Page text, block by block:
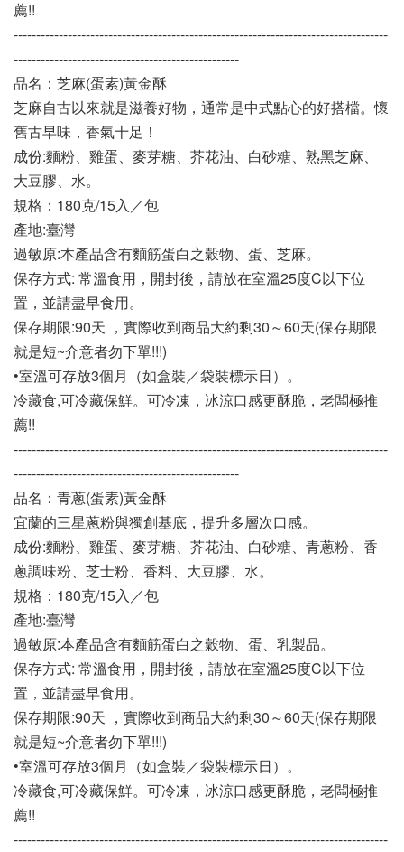
薦!!
-----------------------------------------------------------------------------------
--------------------------------------------------
品名：芝麻(蛋素)黃金酥
芝麻自古以來就是滋養好物，通常是中式點心的好搭檔。懷
舊古早味，香氣十足！
成份:麵粉、雞蛋、麥芽糖、芥花油、白砂糖、熟黑芝麻、
大豆膠、水。
規格：180克/15入／包
產地:臺灣
過敏原:本產品含有麵筋蛋白之穀物、蛋、芝麻。
保存方式: 常溫食用，開封後，請放在室溫25度C以下位
置，並請盡早食用。
保存期限:90天 ，實際收到商品大約剩30～60天(保存期限
就是短~介意者勿下單!!!)
•室溫可存放3個月（如盒裝／袋裝標示日）。
冷藏食,可冷藏保鮮。可冷凍，冰涼口感更酥脆，老闆極推
薦!!
-----------------------------------------------------------------------------------
--------------------------------------------------
品名：青蔥(蛋素)黃金酥
宜蘭的三星蔥粉與獨創基底，提升多層次口感。
成份:麵粉、雞蛋、麥芽糖、芥花油、白砂糖、青蔥粉、香
蔥調味粉、芝士粉、香料、大豆膠、水。
規格：180克/15入／包
產地:臺灣
過敏原:本產品含有麵筋蛋白之穀物、蛋、乳製品。
保存方式: 常溫食用，開封後，請放在室溫25度C以下位
置，並請盡早食用。
保存期限:90天 ，實際收到商品大約剩30～60天(保存期限
就是短~介意者勿下單!!!)
•室溫可存放3個月（如盒裝／袋裝標示日）。
冷藏食,可冷藏保鮮。可冷凍，冰涼口感更酥脆，老闆極推
薦!!
-----------------------------------------------------------------------------------